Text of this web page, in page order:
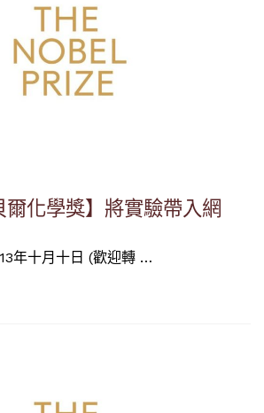
爾化學獎】將實驗帶入網
年十月十日 (歡迎轉 …